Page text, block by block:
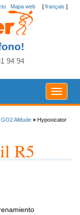
[ français ]
Mapa web
94 94
Toggle
GO2 Altitude » Hypoxicator
R5